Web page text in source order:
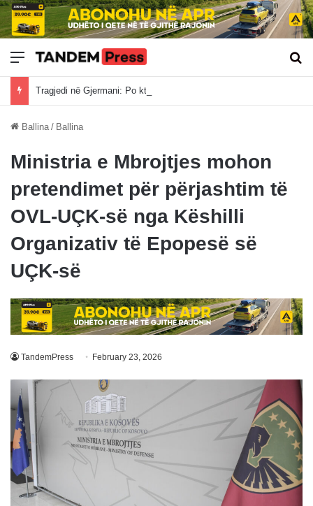
Meny
Ballina / Ballina
Ministria e Mbrojtjes mohon
pretendimet për përjashtim të
OVL-UÇK-së nga Këshilli
Organizativ të Epopesë së
UÇK-së
TandemPress February 23, 2026